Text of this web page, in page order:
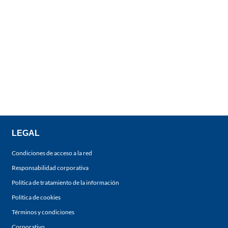
LEGAL
Condiciones de acceso a la red
Responsabilidad corporativa
Política de tratamiento de la información
Política de cookies
Términos y condiciones